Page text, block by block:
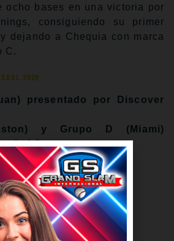
ocho bases en una victoria por
consiguiendo su primer
dejando a Chequia con marca
C.
2026
presentado por Discover
y Grupo D (Miami)
One